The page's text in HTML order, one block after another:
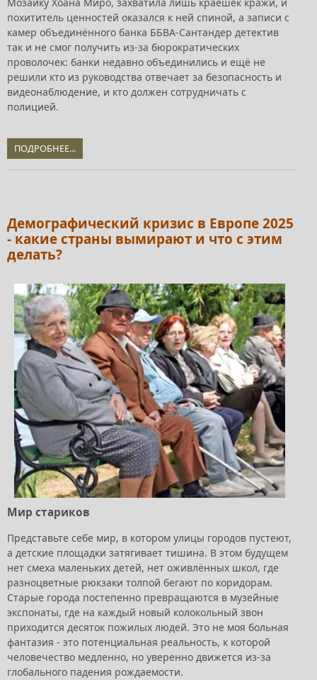
похититель ценностей оказался к ней спиной, а записи с
камер объединённого банка ББВА-Сантандер детектив
так и не смог получить из-за бюрократических
проволочек: банки недавно объединились и ещё не
решили кто из руководства отвечает за безопасность и
видеонаблюдение, и кто должен сотрудничать с
полицией.
ПОДРОБНЕЕ...
Демографический кризис в Европе 2025
- какие страны вымирают и что с этим
делать?
Мир стариков
Представьте себе мир, в котором улицы городов пустеют,
а детские площадки затягивает тишина. В этом будущем
нет смеха маленьких детей, нет оживлённых школ, где
разноцветные рюкзаки толпой бегают по коридорам.
Старые города постепенно превращаются в музейные
экспонаты, где на каждый новый колокольный звон
приходится десяток пожилых людей. Это не моя больная
фантазия - это потенциальная реальность, к которой
человечество медленно, но уверенно движется из-за
глобального падения рождаемости.